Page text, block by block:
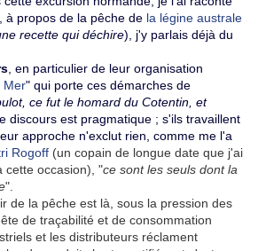
à propos de la pêche de la légine australe
recette qui déchire), j'y parlais déjà du
, en particulier de leur organisation
Mer" qui porte ces démarches de
ce fut le homard du Cotentin, et
discours est pragmatique ; s'ils travaillent
approche n'exclut rien, comme me l'a
Rogoff (un copain de longue date que j'ai
cette occasion), "ce sont les seuls dont la
".
de la pêche est là, sous la pression des
de traçabilité et de consommation
et les distributeurs réclament